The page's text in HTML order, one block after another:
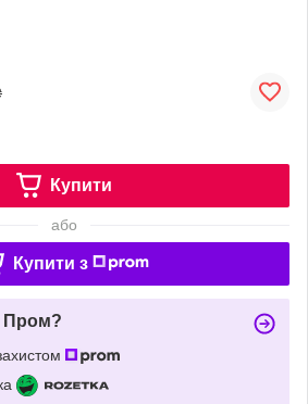
Купити
або
Купити з
Пром?